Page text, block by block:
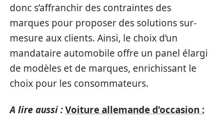
donc s’affranchir des contraintes des
marques pour proposer des solutions sur-
mesure aux clients. Ainsi, le choix d’un
mandataire automobile offre un panel élargi
de modèles et de marques, enrichissant le
choix pour les consommateurs.
A lire aussi :Voiture allemande d’occasion :